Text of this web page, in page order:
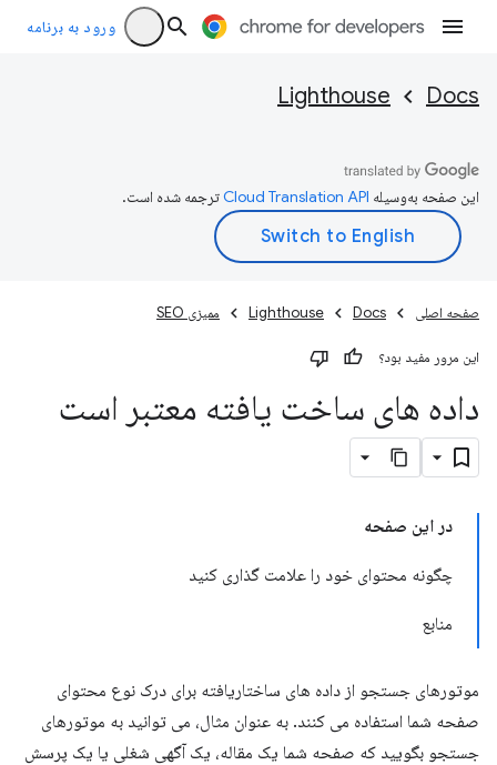
ورود به برنامه
Docs
Lighthouse
این صفحه به‌وسیله ترجمه شده است.
صفحه اصلی Docs
Lighthouse ممیزی SEO
این مرور مفید بود؟
داده های ساخت یافته معتبر است
در این صفحه
چگونه محتوای خود را علامت گذاری کنید
منابع
موتورهای جستجو از داده های ساختاریافته برای درک نوع محتوای
صفحه شما استفاده می کنند. به عنوان مثال، می توانید به موتورهای
جستجو بگویید که صفحه شما یک مقاله، یک آگهی شغلی یا یک پرسش